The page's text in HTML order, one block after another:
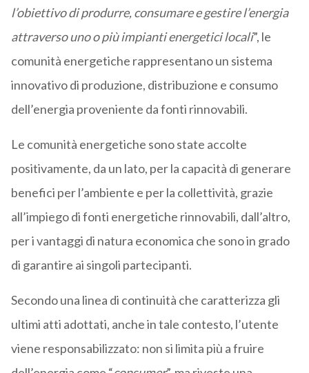
l’obiettivo di produrre, consumare e gestire l’energia
attraverso uno o più impianti energetici locali”, le
comunità energetiche rappresentano un sistema
innovativo di produzione, distribuzione e consumo
dell’energia proveniente da fonti rinnovabili.
Le comunità energetiche sono state accolte
positivamente, da un lato, per la capacità di generare
benefici per l’ambiente e per la collettività, grazie
all’impiego di fonti energetiche rinnovabili, dall’altro,
per i vantaggi di natura economica che sono in grado
di garantire ai singoli partecipanti.
Secondo una linea di continuità che caratterizza gli
ultimi atti adottati, anche in tale contesto, l’utente
viene responsabilizzato: non si limita più a fruire